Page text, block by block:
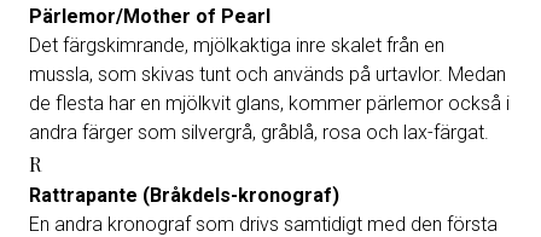
Pärlemor/Mother of Pearl
Det färgskimrande, mjölkaktiga inre skalet från en
mussla, som skivas tunt och används på urtavlor. Medan
de flesta har en mjölkvit glans, kommer pärlemor också i
andra färger som silvergrå, gråblå, rosa och lax-färgat.
R
Rattrapante (Bråkdels-kronograf)
En andra kronograf som drivs samtidigt med den första